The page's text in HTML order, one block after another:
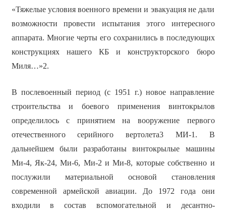
«Тяжелые условия военного времени и эвакуация не дали
возможности провести испытания этого интересного
аппарата. Многие черты его сохранились в последующих
конструкциях нашего КБ и конструкторского бюро
Миля…»2.
В послевоенный период (с 1951 г.) новое направление
строительства и боевого применения винтокрылов
определилось с принятием на вооружение первого
отечественного серийного вертолета3 МИ-1. В
дальнейшем были разработаны винтокрылые машины
Ми-4, Як-24, Ми-6, Ми-2 и Ми-8, которые собственно и
послужили материальной основой становления
современной армейской авиации. До 1972 года они
входили в состав вспомогательной и десантно-